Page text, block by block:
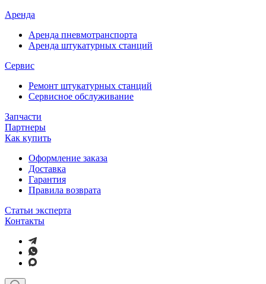
Аренда
Аренда пневмотранспорта
Аренда штукатурных станций
Сервис
Ремонт штукатурных станций
Сервисное обслуживание
Запчасти
Партнеры
Как купить
Оформление заказа
Доставка
Гарантия
Правила возврата
Статьи эксперта
Контакты